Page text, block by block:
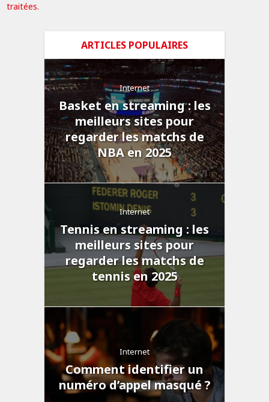
traitées.
ARTICLES POPULAIRES
Internet
Basket en streaming : les
meilleurs sites pour
regarder les matchs de
NBA en 2025
Internet
Tennis en streaming : les
meilleurs sites pour
regarder les matchs de
tennis en 2025
Internet
Comment identifier un
numéro d’appel masqué ?